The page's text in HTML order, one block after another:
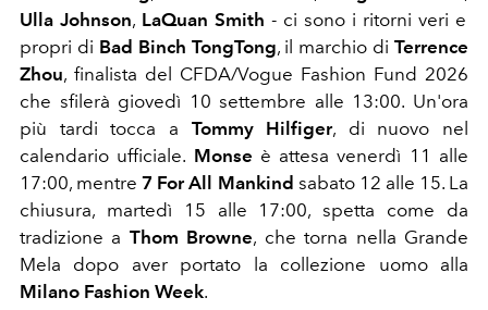
Ulla Johnson, LaQuan Smith - ci sono i ritorni veri e
propri di Bad Binch TongTong, il marchio di Terrence
Zhou, finalista del CFDA/Vogue Fashion Fund 2026
che sfilerà giovedì 10 settembre alle 13:00. Un'ora
più tardi tocca a Tommy Hilfiger, di nuovo nel
calendario ufficiale. Monse è attesa venerdì 11 alle
17:00, mentre7 For All Mankind sabato 12 alle 15. La
chiusura, martedì 15 alle 17:00, spetta come da
tradizione a Thom Browne, che torna nella Grande
Mela dopo aver portato la collezione uomo alla
Milano Fashion Week.